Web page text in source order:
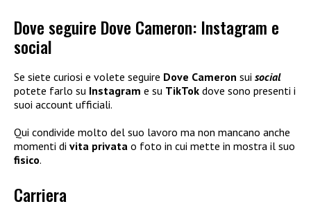
Dove seguire Dove Cameron: Instagram e
social
Se siete curiosi e volete seguire Dove Cameron sui social
potete farlo su Instagram e su TikTok dove sono presenti i
suoi account ufficiali.
Qui condivide molto del suo lavoro ma non mancano anche
momenti di vita privata o foto in cui mette in mostra il suo
fisico.
Carriera